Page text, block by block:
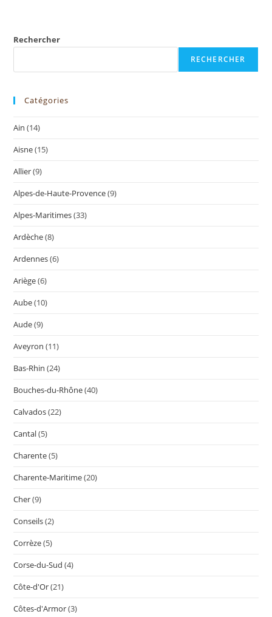
Rechercher
RECHERCHER
Catégories
Ain (14)
Aisne(15)
Allier(9)
Alpes-de-Haute-Provence(9)
Alpes-Maritimes(33)
Ardèche(8)
Ardennes(6)
Ariège(6)
Aube(10)
Aude(9)
Aveyron (11)
Bas-Rhin (24)
Bouches-du-Rhône(40)
Calvados(22)
Cantal(5)
Charente(5)
Charente-Maritime(20)
Cher(9)
Conseils(2)
Corrèze(5)
Corse-du-Sud (4)
Côte-d'Or(21)
Côtes-d'Armor(3)